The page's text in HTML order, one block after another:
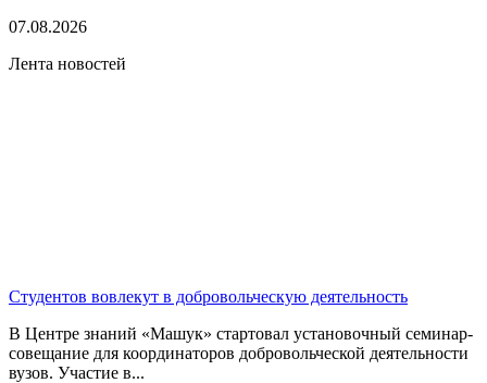
07.08.2026
Лента новостей
Студентов вовлекут в добровольческую деятельность
В Центре знаний «Машук» стартовал установочный семинар-
совещание для координаторов добровольческой деятельности
вузов. Участие в...